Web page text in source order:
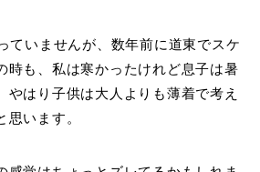
ていませんが、数年前に道東でスケ
時も、私は寒かったけれど息子は暑
やはり子供は大人よりも薄着で考え
います。